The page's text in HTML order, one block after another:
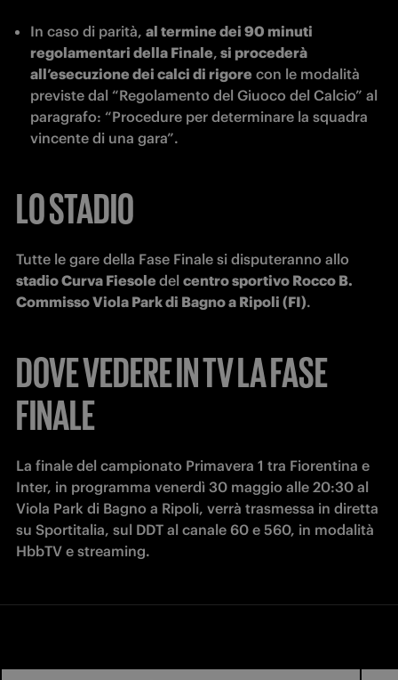
In caso di parità, al termine dei 90 minuti
regolamentari della Finale, si procederà
all’esecuzione dei calci di rigore con le modalità
previste dal “Regolamento del Giuoco del Calcio” al
paragrafo: “Procedure per determinare la squadra
vincente di una gara”.
LO STADIO
stadio Curva Fiesole del centro sportivo Rocco B.
Commisso Viola Park di Bagno a Ripoli (FI).
DOVE VEDERE IN TV LA FASE
FINALE
La finale del campionato Primavera 1 tra Fiorentina e
Inter, in programma venerdì 30 maggio alle 20:30 al
Viola Park di Bagno a Ripoli, verrà trasmessa in diretta
su Sportitalia, sul DDT al canale 60 e 560, in modalità
HbbTV e streaming.